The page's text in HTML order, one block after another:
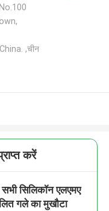
,चीन
करें
सिलिकॉन एलएमए
गले का मुखौटा